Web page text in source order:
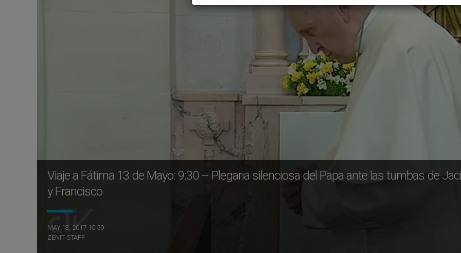
Viaje a Fátima 13 de Mayo: 9:30 – Plegaria silenciosa del Papa ante las tumbas de
y Francisco
MAY 13, 2017 10:59
ZENIT STAFF